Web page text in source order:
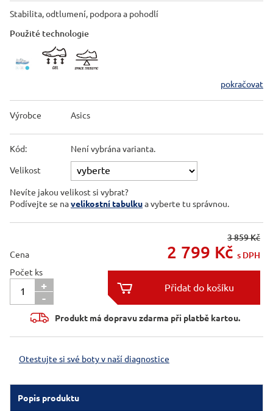
Stabilita, odtlumení, podpora a pohodlí
Použité technologie
pokračovat
Výrobce Asics
Kód: Není vybrána varianta.
Velikost
Nevíte jakou velikost si vybrat?
Podívejte se navelikostní tabulkua vyberte tu správnou.
Cena
3 859 Kč
2 799 Kč s DPH
Počet ks
+
-


Produkt má dopravu zdarma při platbě kartou.
Otestujte si své boty v naší diagnostice
Popis produktu